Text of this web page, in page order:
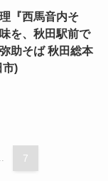
『西馬音内そ
を、秋田駅前で
助そば 秋田総本
市)
7